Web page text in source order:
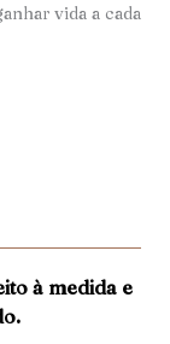
vida a cada
à medida e